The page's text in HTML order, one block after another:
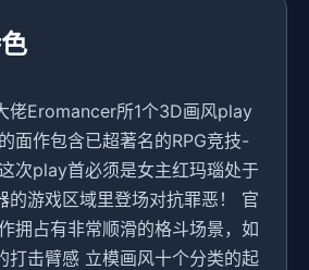
佬Eromancer所1个3D画风play
面作包含已超著名的RPG竞技-
次play首必须是女主红玛瑙处于
的游戏区域里登场对抗罪恶！ 官
拥占有非常顺滑的格斗场景，如
打击臂感 立模画风十个分类的起